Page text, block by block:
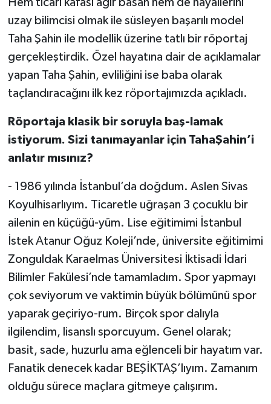
uzay bilimcisi olmak ile süsleyen başarılı model
Taha Şahin ile modellik üzerine tatlı bir röportaj
gerçekleştirdik. Özel hayatına dair de açıklamalar
yapan Taha Şahin, evliliğini ise baba olarak
taçlandıracağını ilk kez röportajımızda açıkladı.
Röportaja klasik bir soruyla baş-lamak
istiyorum. Sizi tanımayanlar için TahaŞahin’i
anlatır mısınız?
- 1986 yılında İstanbul’da doğdum. Aslen Sivas
Koyulhisarlıyım. Ticaretle uğraşan 3 çocuklu bir
ailenin en küçüğü-yüm. Lise eğitimimi İstanbul
İstek Atanur Oğuz Koleji’nde, üniversite eğitimimi
Zonguldak Karaelmas Üniversitesi İktisadi İdari
Bilimler Fakülesi’nde tamamladım. Spor yapmayı
çok seviyorum ve vaktimin büyük bölümünü spor
yaparak geçiriyo-rum. Birçok spor dalıyla
ilgilendim, lisanslı sporcuyum. Genel olarak;
basit, sade, huzurlu ama eğlenceli bir hayatım var.
Fanatik denecek kadar BEŞİKTAŞ’lıyım. Zamanım
olduğu sürece maçlara gitmeye çalışırım.
TİCARET
YAŞAM